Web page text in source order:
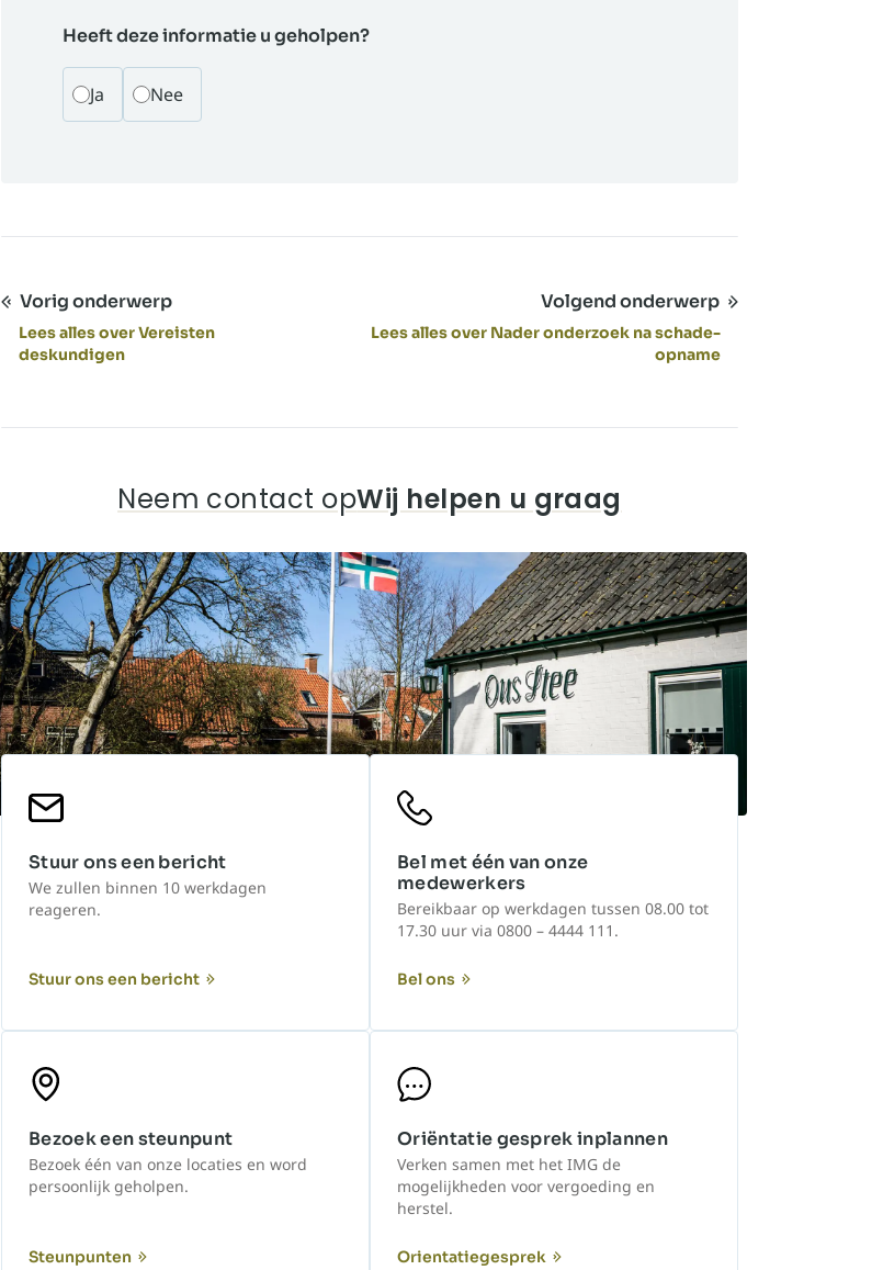
Heeft deze informatie u geholpen?
Ja Nee
Vorig onderwerp
Lees alles over Vereisten
deskundigen
Volgend onderwerp
Lees alles over Nader onderzoek na schade-
opname
Neem contact opWij helpen u graag
Stuur ons een bericht
We zullen binnen 10 werkdagen
reageren.
Stuur ons een bericht
Bel met één van onze
medewerkers
Bereikbaar op werkdagen tussen 08.00 tot
17.30 uur via 0800 – 4444 111.
Bel ons
Bezoek een steunpunt
Bezoek één van onze locaties en word
persoonlijk geholpen.
Steunpunten
Oriëntatie gesprek inplannen
Verken samen met het IMG de
mogelijkheden voor vergoeding en
herstel.
Orientatiegesprek